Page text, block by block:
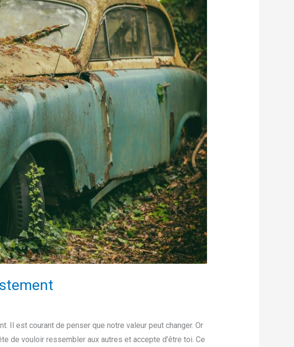
Il est courant de penser que notre valeur peut changer. Or
de vouloir ressembler aux autres et accepte d’être toi. Ce